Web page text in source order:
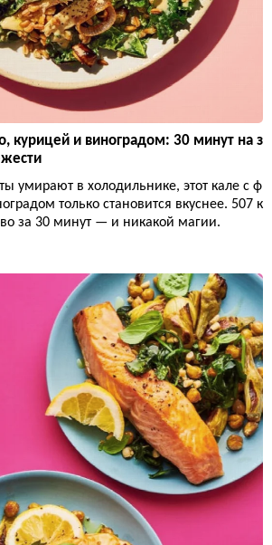
курицей и виноградом: 30 минут на з
умирают в холодильнике, этот кале с ф
только становится вкуснее. 507 к
за 30 минут — и никакой магии.